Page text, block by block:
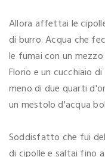
Allora affettai le
di burro. Acqua che
le fumai con un
Florio e un cucchiaio
meno di due quarti
un mestolo d'acqua
Soddisfatto che fui